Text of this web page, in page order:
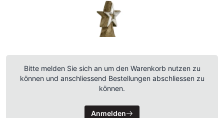
Bitte melden Sie sich an um den Warenkorb nutzen zu
können und anschliessend Bestellungen abschliessen zu
können.
Anmelden